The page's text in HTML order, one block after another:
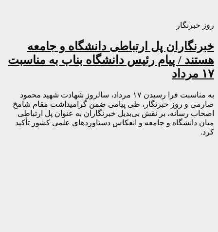
روز خبرنگار
خبرنگاران پل ارتباطی دانشگاه و جامعه
هستند / پیام رئیس دانشگاه بناب به مناسبت
۱۷ مرداد
به مناسبت فرا رسیدن ۱۷ مرداد، سالروز شهادت شهید محمود
صارمی و روز خبرنگار، طی پیامی ضمن گرامیداشت مقام شامخ
اصحاب رسانه، بر نقش بی‌بدیل خبرنگاران به عنوان پل ارتباطی
میان دانشگاه و جامعه و انعکاس دستاوردهای علمی کشور تأکید
کرد.